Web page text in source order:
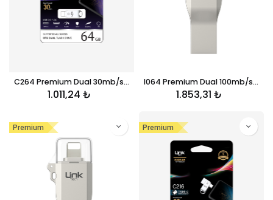
C264 Premium Dual 30mb/s 64GB Tip-C USB OTG Flash Bellek
1.011,24 ₺
I064 Premium Dual 100mb/s 64GB iPhone Lightning USB OTG Flash Bellek
1.853,31 ₺
Premium Premium